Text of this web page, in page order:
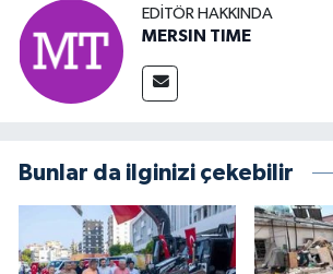
EDITÖR HAKKINDA
MERSIN TIME
Bunlar da ilginizi çekebilir